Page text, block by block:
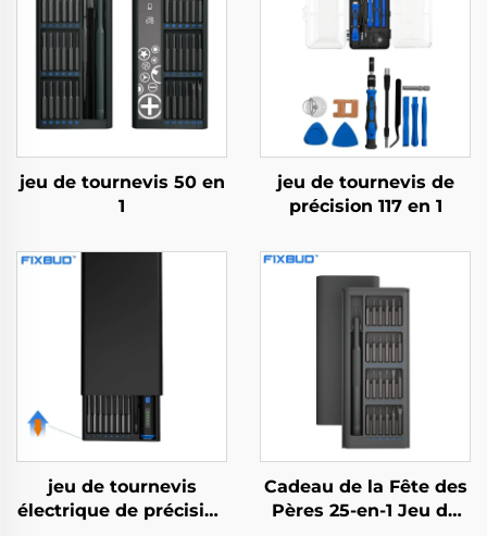
jeu de tournevis 50 en
1
jeu de tournevis de
précision 117 en 1
jeu de tournevis
électrique de précision
Cadeau de la Fête des
Pères 25-en-1 Jeu de